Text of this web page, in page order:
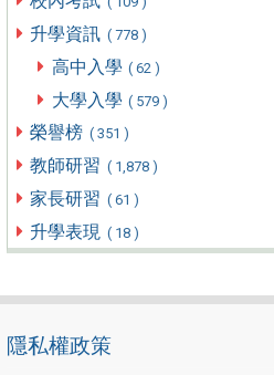
升學資訊 ( 778 )
高中入學 ( 62 )
大學入學 ( 579 )
榮譽榜 ( 351 )
教師研習 ( 1,878 )
家長研習 ( 61 )
升學表現 ( 18 )
隱私權政策